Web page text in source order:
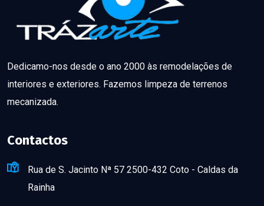
Dedicamo-nos desde o ano 2000 às remodelações de
interiores e exteriores. Fazemos limpeza de terrenos
mecanizada.
Contactos
Rua de S. Jacinto Nª 57 2500-432 Coto - Caldas da
Rainha